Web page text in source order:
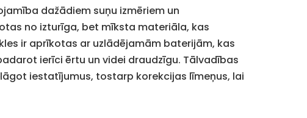
dažādiem suņu izmēriem un
no izturīga, bet mīksta materiāla, kas
ir aprīkotas ar uzlādējamām baterijām, kas
ierīci ērtu un videi draudzīgu. Tālvadības
iestatījumus, tostarp korekcijas līmeņus, lai